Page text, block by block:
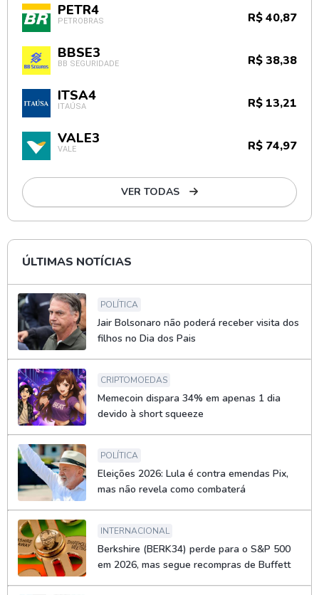
PETR4
PETROBRAS R$ 40,87
BBSE3
BB SEGURIDADE R$ 38,38
ITSA4
ITAÚSA R$ 13,21
VALE3
VALE R$ 74,97
VER TODAS
ÚLTIMAS NOTÍCIAS
POLÍTICA
Jair Bolsonaro não poderá receber visita dos
filhos no Dia dos Pais
CRIPTOMOEDAS
Memecoin dispara 34% em apenas 1 dia
devido à short squeeze
POLÍTICA
Eleições 2026: Lula é contra emendas Pix,
mas não revela como combaterá
INTERNACIONAL
Berkshire (BERK34) perde para o S&P 500
em 2026, mas segue recompras de Buffett